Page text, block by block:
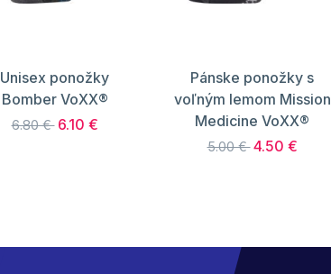
Unisex ponožky
Bomber VoXX®
6.80 € 6.10 €
Pánske ponožky s
voľným lemom Mission
Medicine VoXX®
5.00 € 4.50 €